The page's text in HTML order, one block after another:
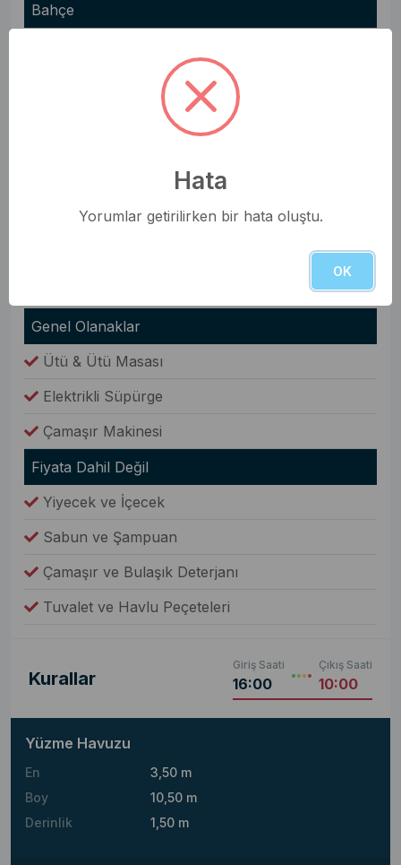
Bahçe
Saç Kurutma Makinesi
Nevresim Takımı
Genel Olanaklar
Ütü & Ütü Masası
Elektrikli Süpürge
Çamaşır Makinesi
Fiyata Dahil Değil
Yiyecek ve İçecek
Sabun ve Şampuan
Çamaşır ve Bulaşık Deterjanı
Tuvalet ve Havlu Peçeteleri
Kurallar
Giriş Saati
16:00
Çıkış Saati
10:00
Yüzme Havuzu
En
3,50 m
Boy
10,50 m
Derinlik
1,50 m
Hata
Yorumlar getirilirken bir hata oluştu.
OK